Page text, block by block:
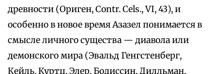
древности (Ориген, Contr. Cels., VI, 43), и
особенно в новое время Азазел понимается в
смысле личного существа — диавола или
демонского мира (Эвальд Генгстенберг,
Кейль, Куртц, Элер, Бодиссин, Дилльман,